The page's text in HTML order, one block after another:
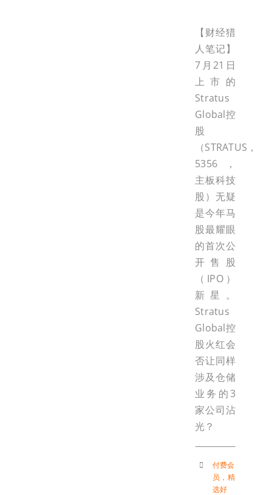
【财经猎
人笔记】
7月21日
上市的
Stratus
Global控
股
（STRATUS，
5356，
主板科技
股）无疑
是今年马
股最耀眼
的首次公
开售股
（IPO）
新星。
Stratus
Global控
股火红会
否让同样
涉及仓储
业务的3
家公司沾
光？
付费会
员 ， 精
选好